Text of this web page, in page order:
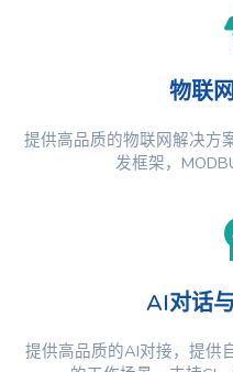
物联
提供高品质的物联网解决方
发框架，
AI对话
提供高品质的AI对接，提供